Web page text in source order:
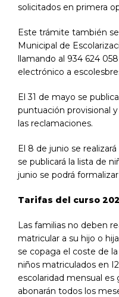
solicitados en primera
Este trámite también
Municipal de
llamando al 934 624
electrónico a
El 31 de mayo se
puntuación provisional
las reclamaciones.
El 8 de junio se
se publicará la lista de
junio se podrá
Tarifas del curso
Las familias no deben
matricular a su hijo o
se copaga el coste de
niños matriculados en
escolaridad mensual es
abonarán todos los